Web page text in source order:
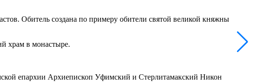
Обитель создана по примеру обители святой великой княжны
храм в монастыре.
епархии Архиепископ Уфимский и Стерлитамакский Никон